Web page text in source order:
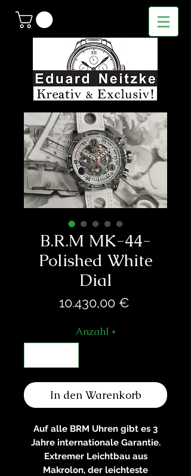
B.R.M MK-44-
Polished White
Dial
10.430,00 €Preis
Anzahl *
In den Warenkorb
Auf alle BRM Uhren gibt es 3
Jahre internationale Garantie.
Extremer Leichtbau aus
Makrolon, der leichteste